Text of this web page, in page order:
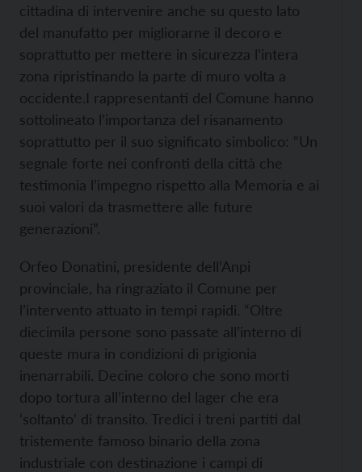
cittadina di intervenire anche su questo lato
del manufatto per migliorarne il decoro e
soprattutto per mettere in sicurezza l’intera
zona ripristinando la parte di muro volta a
occidente.I rappresentanti del Comune hanno
sottolineato l’importanza del risanamento
soprattutto per il suo significato simbolico: “Un
segnale forte nei confronti della città che
testimonia l’impegno rispetto alla Memoria e ai
suoi valori da trasmettere alle future
generazioni”.
Orfeo Donatini, presidente dell’Anpi
provinciale, ha ringraziato il Comune per
l’intervento attuato in tempi rapidi. “Oltre
diecimila persone sono passate all’interno di
queste mura in condizioni di prigionia
inenarrabili. Decine coloro che sono morti
dopo tortura all’interno del lager che era
‘soltanto’ di transito. Tredici i treni partiti dal
tristemente famoso binario della zona
industriale con destinazione i campi di